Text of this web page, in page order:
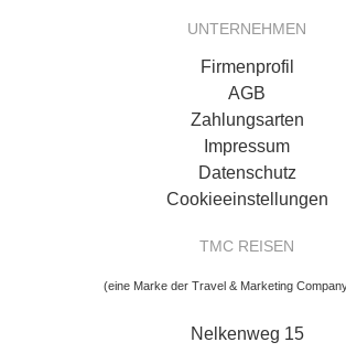
UNTERNEHMEN
Firmenprofil
AGB
Zahlungsarten
Impressum
Datenschutz
Cookieeinstellungen
TMC REISEN
(eine Marke der Travel & Marketing
Nelkenweg 15